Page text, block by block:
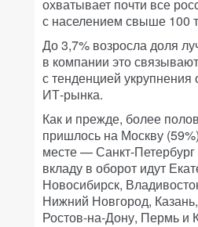
охватывает почти все
с населением свыше 100
До 3,7% возросла доля
в компании это
с тенденцией укрупнения
ИТ-рынка.
Как и прежде, более
пришлось на Москву
месте — Санкт-
вкладу в оборот идут
Новосибирск,
Нижний Новгород,
Ростов-на-Дону, Пермь и